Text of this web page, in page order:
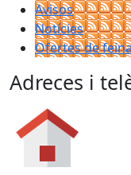
Avisos
Notícies
Ofertes de
Adreces i